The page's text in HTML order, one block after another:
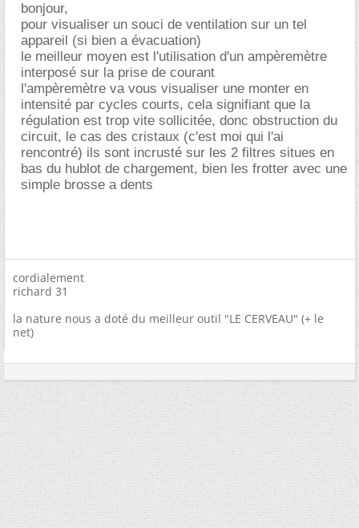
bonjour,
pour visualiser un souci de ventilation sur un tel
appareil (si bien a évacuation)
le meilleur moyen est l'utilisation d'un ampèremètre
interposé sur la prise de courant
l'ampèremètre va vous visualiser une monter en
intensité par cycles courts, cela signifiant que la
régulation est trop vite sollicitée, donc obstruction du
circuit, le cas des cristaux (c'est moi qui l'ai
rencontré) ils sont incrusté sur les 2 filtres situes en
bas du hublot de chargement, bien les frotter avec une
simple brosse a dents
cordialement
richard 31
la nature nous a doté du meilleur outil "LE CERVEAU" (+ le
net)